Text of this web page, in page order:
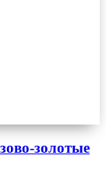
золотые